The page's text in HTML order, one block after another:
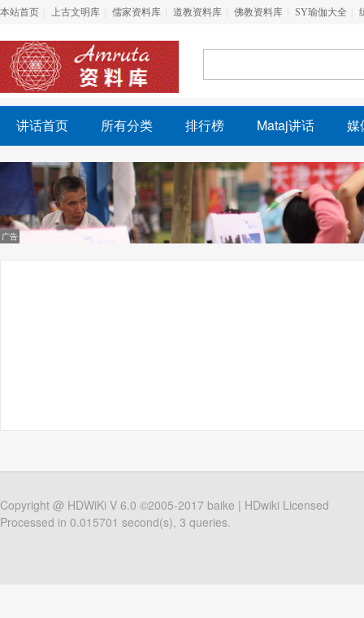
本站首页 上古文明库 儒家资料库 道教资料库 佛教资料库 SY瑜伽大全
讲话首页 所有分类 排行榜 Mataj讲话 媒
Copyright @ HDWiKi V 6.0 ©2005-2017 baike | HDwiki Licensed
Processed in 0.015701 second(s), 3 queries.